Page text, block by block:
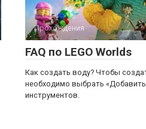
Прохождения
FAQ по LEGO Worlds
Как создать воду? Чтобы
необходимо выбрать
инструментов.